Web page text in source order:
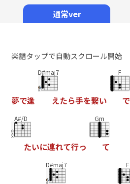
通常ver
楽譜タップで自動スクロール開始
夢で逢
D#maj7
えたら手を繋い
F
で
A#/D
たいに連れて行っ
Gm
て
D#maj7 F